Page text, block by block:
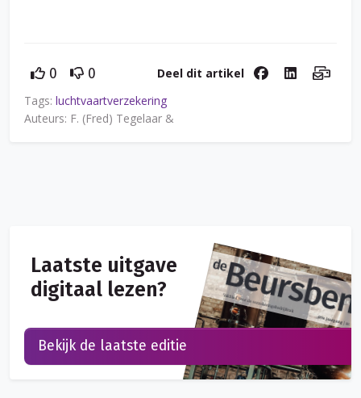
0 0
Deel dit artikel
Tags: luchtvaartverzekering
Auteurs: F. (Fred) Tegelaar &
Laatste uitgave
digitaal lezen?
Bekijk de laatste editie